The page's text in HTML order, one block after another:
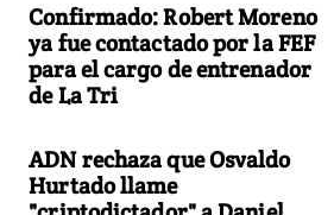
Confirmado: Robert Moreno
ya fue contactado por la FEF
para el cargo de entrenador
de La Tri
ADN rechaza que Osvaldo
Hurtado llame